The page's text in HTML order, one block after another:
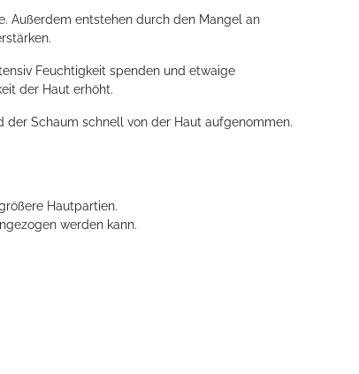
Außerdem entstehen durch den Mangel an
Feuchtigkeit spenden und etwaige
der Haut erhöht.
Schaum schnell von der Haut aufgenommen.
Hautpartien.
werden kann.